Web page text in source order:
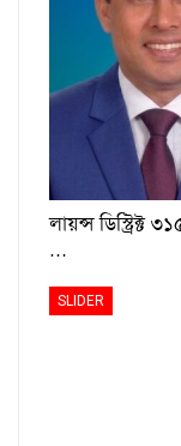
লায়ন্স
…
SLIDER